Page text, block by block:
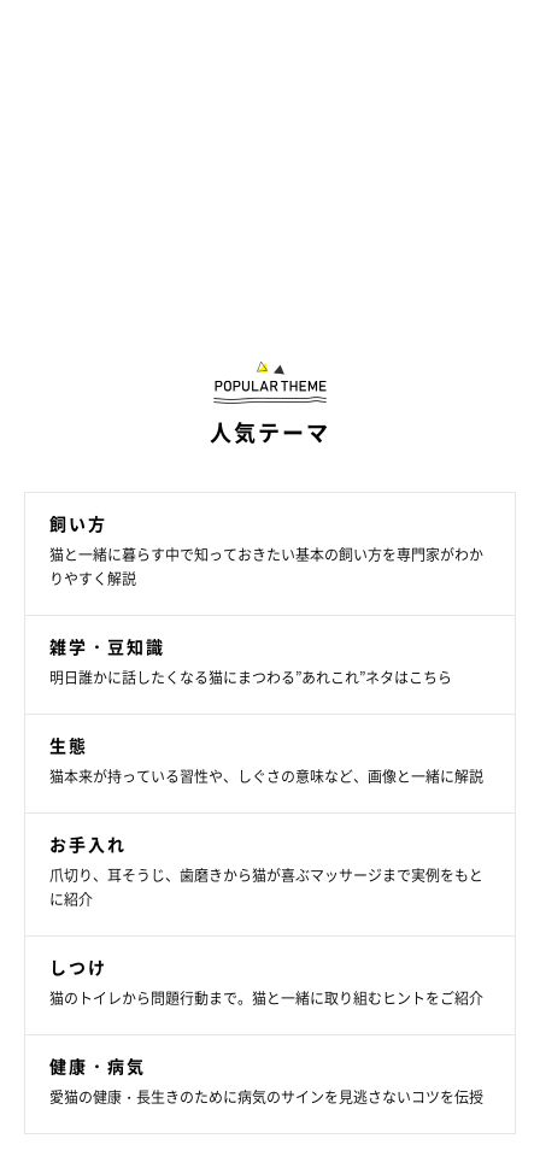
人気テーマ
飼い方
猫と一緒に暮らす中で知っておきたい基本の飼い方を専門家がわか
りやすく解説
雑学・豆知識
明日誰かに話したくなる猫にまつわる”あれこれ”ネタはこちら
生態
猫本来が持っている習性や、しぐさの意味など、画像と一緒に解説
お手入れ
爪切り、耳そうじ、歯磨きから猫が喜ぶマッサージまで実例をもと
に紹介
しつけ
猫のトイレから問題行動まで。猫と一緒に取り組むヒントをご紹介
健康・病気
愛猫の健康・長生きのために病気のサインを見逃さないコツを伝授